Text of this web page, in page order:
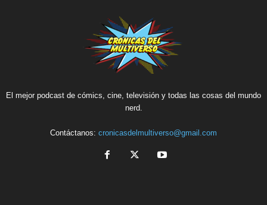
El mejor podcast de cómics, cine, televisión y todas las cosas del mundo
nerd.
Contáctanos: cronicasdelmultiverso@gmail.com